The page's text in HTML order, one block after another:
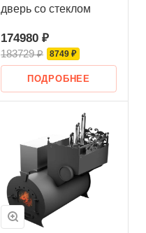
дверь со стеклом
174980 ₽
183729 ₽ 8749 ₽
ПОДРОБНЕЕ